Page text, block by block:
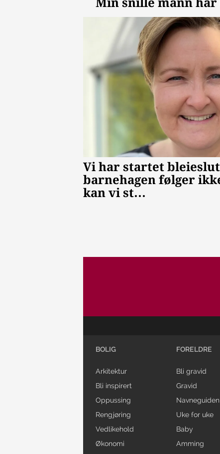
BOLIG
Arkitektur
Bli inspirert
Oppussing
Rengjøring
Vedlikehold
Økonomi
FORELDRE
Bli gravid
Gravid
Navneguiden
Uke for uke
Baby
Amming